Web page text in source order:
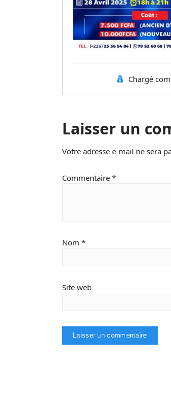
Chargé
Laisser un
Votre adresse e-mail ne sera
Commentaire *
Nom *
Site web